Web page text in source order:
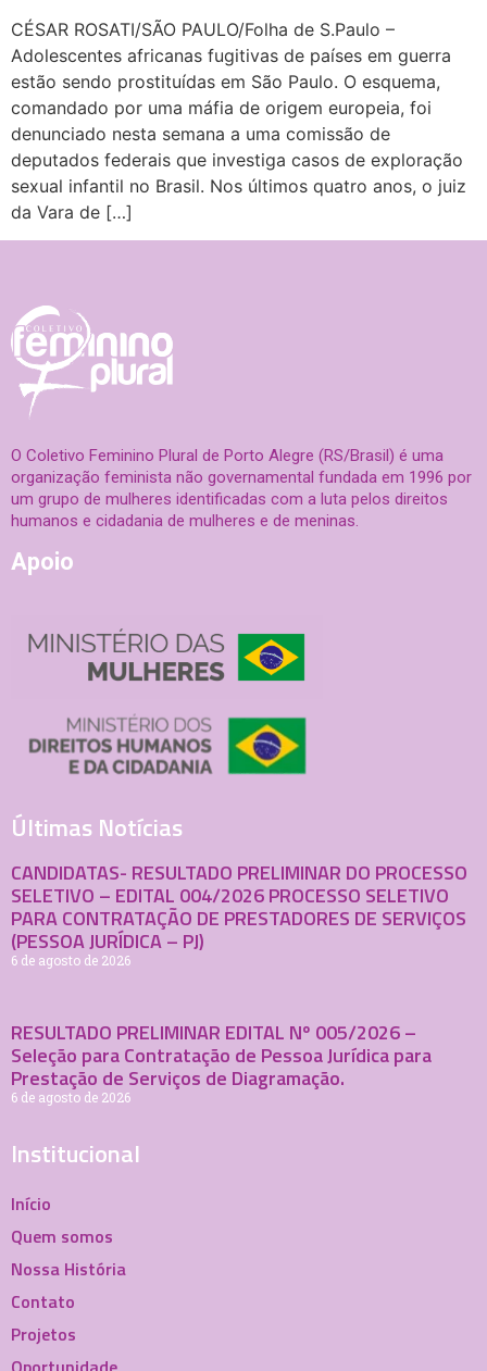
CÉSAR ROSATI/SÃO PAULO/Folha de S.Paulo –
Adolescentes africanas fugitivas de países em guerra
estão sendo prostituídas em São Paulo. O esquema,
comandado por uma máfia de origem europeia, foi
denunciado nesta semana a uma comissão de
deputados federais que investiga casos de exploração
sexual infantil no Brasil. Nos últimos quatro anos, o juiz
da Vara de […]
O Coletivo Feminino Plural de Porto Alegre (RS/Brasil) é uma
organização feminista não governamental fundada em 1996 por
um grupo de mulheres identificadas com a luta pelos direitos
humanos e cidadania de mulheres e de meninas.
Apoio
Últimas Notícias
CANDIDATAS- RESULTADO PRELIMINAR DO PROCESSO
SELETIVO – EDITAL 004/2026 PROCESSO SELETIVO
PARA CONTRATAÇÃO DE PRESTADORES DE SERVIÇOS
(PESSOA JURÍDICA – PJ)
6 de agosto de 2026
RESULTADO PRELIMINAR EDITAL Nº 005/2026 –
Seleção para Contratação de Pessoa Jurídica para
Prestação de Serviços de Diagramação.
6 de agosto de 2026
Institucional
Início
Quem somos
Nossa História
Contato
Projetos